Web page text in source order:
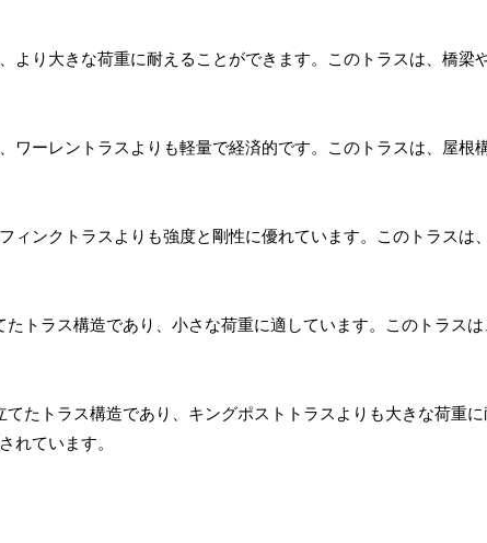
より大きな荷重に耐えることができます。このトラスは、橋梁
ワーレントラスよりも軽量で経済的です。このトラスは、屋根
ンクトラスよりも強度と剛性に優れています。このトラスは
トラス構造であり、小さな荷重に適しています。このトラスは
たトラス構造であり、キングポストトラスよりも大きな荷重に
れています。